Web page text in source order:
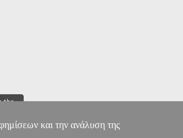
και την ανάλυση της